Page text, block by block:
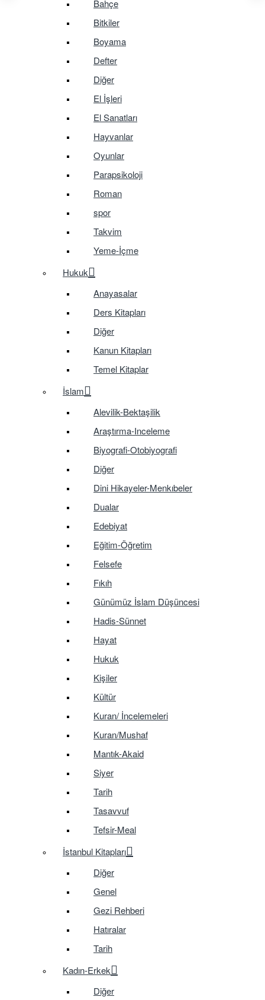
Bahçe
Bitkiler
Boyama
Defter
Diğer
El İşleri
El Sanatları
Hayvanlar
Oyunlar
Parapsikoloji
Roman
spor
Takvim
Yeme-İçme
Hukuk
Anayasalar
Ders Kitapları
Diğer
Kanun Kitapları
Temel Kitaplar
İslam
Alevilik-Bektaşilik
Araştırma-Inceleme
Biyografi-Otobiyografi
Diğer
Dini Hikayeler-Menkıbeler
Dualar
Edebiyat
Eğitim-Öğretim
Felsefe
Fıkıh
Günümüz İslam Düşüncesi
Hadis-Sünnet
Hayat
Hukuk
Kişiler
Kültür
Kuran/ İncelemeleri
Kuran/Mushaf
Mantık-Akaid
Siyer
Tarih
Tasavvuf
Tefsir-Meal
İstanbul Kitapları
Diğer
Genel
Gezi Rehberi
Hatıralar
Tarih
Kadın-Erkek
Diğer